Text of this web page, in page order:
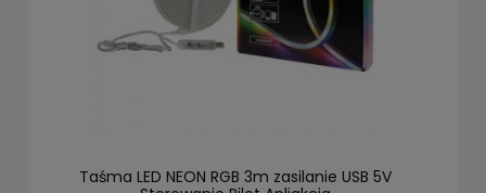
Taśma LED NEON RGB 3m zasilanie USB 5V